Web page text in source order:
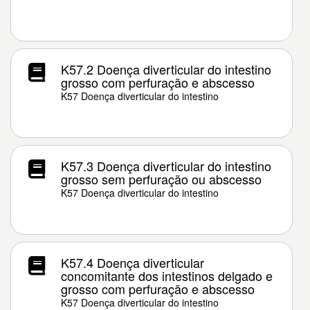
K57.2 Doença diverticular do intestino
grosso com perfuração e abscesso
K57 Doença diverticular do intestino
K57.3 Doença diverticular do intestino
grosso sem perfuração ou abscesso
K57 Doença diverticular do intestino
K57.4 Doença diverticular
concomitante dos intestinos delgado e
grosso com perfuração e abscesso
K57 Doença diverticular do intestino